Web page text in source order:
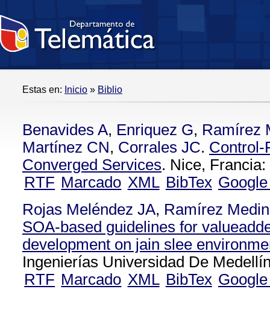
Estas en: Inicio » Biblio
Benavides A, Enriquez G, Ramírez
Martínez CN, Corrales JC. Control-
Converged Services. Nice,
RTF Marcado XML BibTex
Rojas Meléndez JA, Ramírez
SOA-based guidelines for
development on jain slee
Ingenierías Universidad De
RTF Marcado XML BibTex